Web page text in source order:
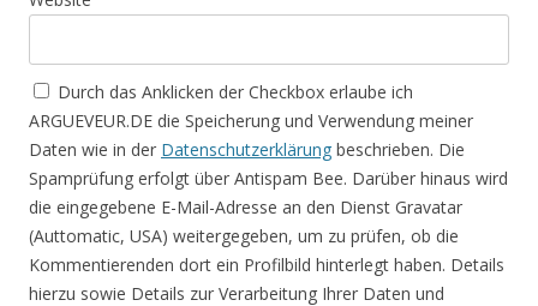
Durch das Anklicken der Checkbox erlaube ich
ARGUEVEUR.DE die Speicherung und Verwendung meiner
Daten wie in der Datenschutzerklärung beschrieben. Die
Spamprüfung erfolgt über Antispam Bee. Darüber hinaus wird
die eingegebene E-Mail-Adresse an den Dienst Gravatar
(Auttomatic, USA) weitergegeben, um zu prüfen, ob die
Kommentierenden dort ein Profilbild hinterlegt haben. Details
hierzu sowie Details zur Verarbeitung Ihrer Daten und